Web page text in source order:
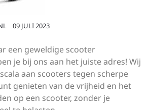
09 JULI 2023
een geweldige scooter
je bij ons aan het juiste adres! Wij
aan scooters tegen scherpe
genieten van de vrijheid en het
op een scooter, zonder je